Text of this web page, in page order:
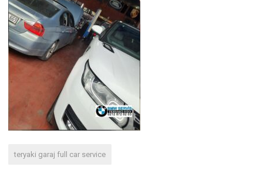
teryaki garaj full car service